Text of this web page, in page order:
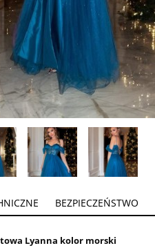
BEZPIECZEŃSTWO
Lyanna kolor morski